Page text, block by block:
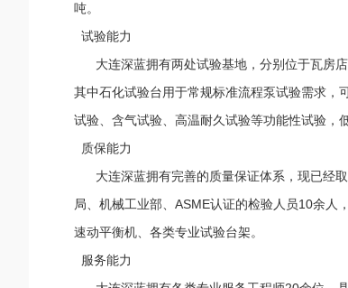
吨。
试验能力
大连深蓝拥有两处试验基地，分别位于瓦房店
其中石化试验台用于常规标准流程泵试验需求，
试验、含气试验、高温耐久试验等功能性试验
质保能力
大连深蓝拥有完善的质量保证体系，现已经取
局、机械工业部、ASME认证的检验人员10余
速动平衡机、各类专业试验台架。
服务能力